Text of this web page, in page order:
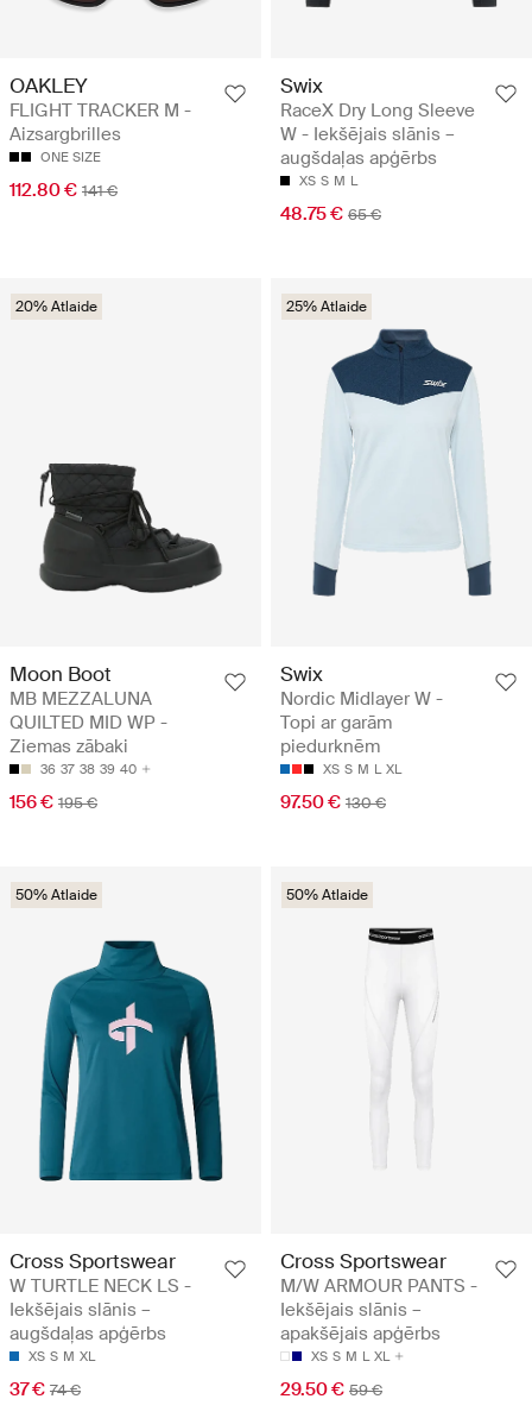
OAKLEY
FLIGHT TRACKER M -
Aizsargbrilles
ONE SIZE
112.80 € 141 €
Swix
RaceX Dry Long Sleeve
W - Iekšējais slānis –
augšdaļas apģērbs
XS S M L
48.75 € 65 €
20% Atlaide
Moon Boot
MB MEZZALUNA
QUILTED MID WP -
Ziemas zābaki
36 37 38 39 40
156 € 195 €
25% Atlaide
Swix
Nordic Midlayer W -
Topi ar garām
piedurknēm
XS S M L XL
97.50 € 130 €
50% Atlaide
Cross Sportswear
W TURTLE NECK LS -
Iekšējais slānis –
augšdaļas apģērbs
XS S M XL
37 € 74 €
50% Atlaide
Cross Sportswear
M/W ARMOUR PANTS -
Iekšējais slānis –
apakšējais apģērbs
XS S M L XL
29.50 € 59 €